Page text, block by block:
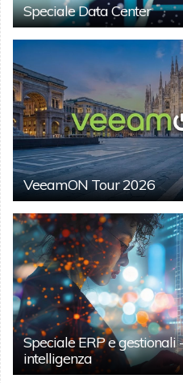
Speciale Data Center
VeeamON Tour 2026
Speciale ERP e gestionali
intelligenza